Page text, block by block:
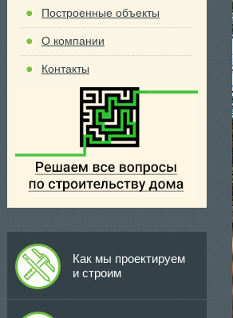
Построенные объекты
О компании
Контакты
Как мы проектируем
и строим